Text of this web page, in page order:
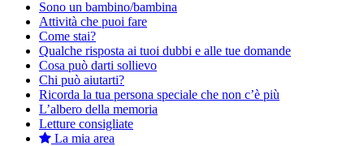
Sono un bambino/bambina
Attività che puoi fare
Come stai?
Qualche risposta ai tuoi dubbi e alle tue domande
Cosa può darti sollievo
Chi può aiutarti?
Ricorda la tua persona speciale che non c’è più
L’albero della memoria
Letture consigliate
La mia area